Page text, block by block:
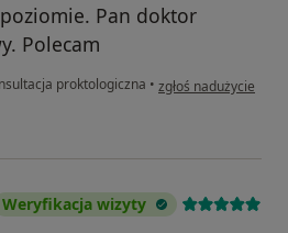
Pan doktor
Polecam
proktologiczna • w opinii użytkownika J
zgłoś nadużycie
Weryfikacja wizyty